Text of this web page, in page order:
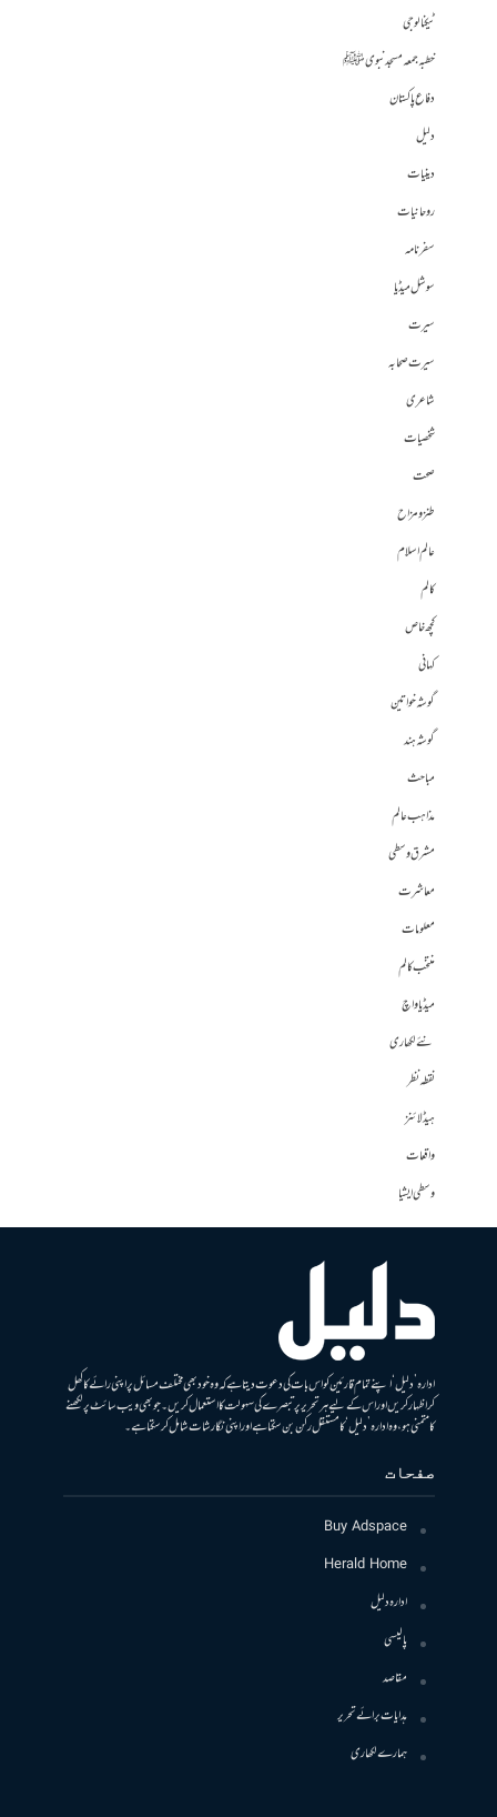
ٹیکنالوجی
خطبہ جمعہ مسجد نبوی ﷺ
دفاع پاکستان
دلیل
دینیات
روحانیات
سفرنامہ
سوشل میڈیا
سیرت
سیرت صحابہ
شاعری
شخصیات
صحت
طنز و مزاح
عالم اسلام
کالم
کچھ خاص
کہانی
گوشہ خواتین
گوشہ ہند
مباحث
مذاہب عالم
مشرق وسطی
معاشرت
معلومات
منتخب کالم
میڈیا واچ
نئے لکھاری
نقطہ نظر
ہیڈلائنز
واقعات
وسطی ایشیا
ادارہ ’دلیل‘ اپنے تمام قارئین کو اس بات کی دعوت دیتا ہے کہ وہ خود بھی مختلف مسائل پر اپنی رائے کا کھل
کر اظہار کریں اور اس کے لیے ہر تحریر پر تبصرے کی سہولت کا استعمال کریں۔ جو بھی ویب سائٹ پر لکھنے
کا متمنی ہو، وہ ادارہ ’دلیل‘ کا مستقل رکن بن سکتا ہے اور اپنی نگارشات شامل کرسکتا ہے۔
صفحات
Buy Adspace
Herald Home
ادارہ دلیل
پالیسی
مقاصد
ہدایات برائے تحریر
ہمارے لکھاری